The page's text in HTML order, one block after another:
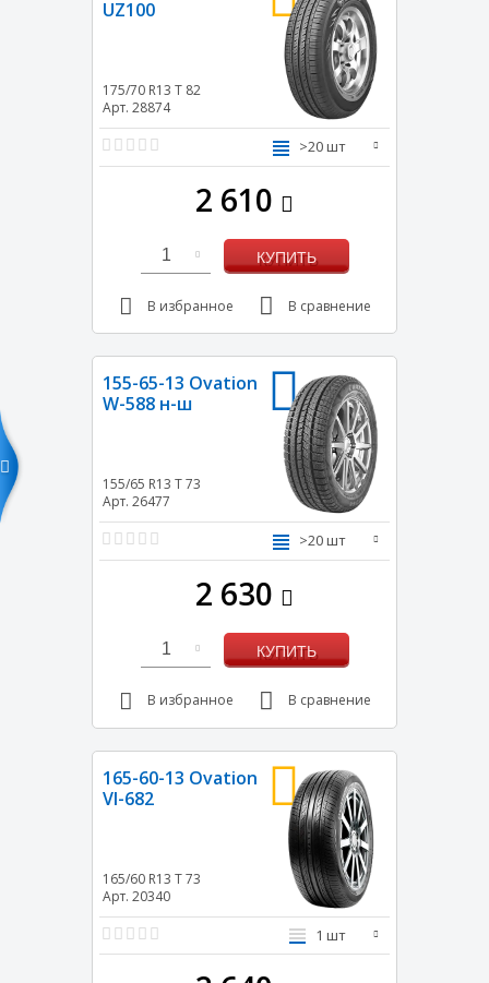
UZ100
175/70 R13 T 82
Арт. 28874
>20 шт
2 610
1 КУПИТЬ
В избранное В сравнение
155-65-13 Ovation
W-588 н-ш
155/65 R13 T73
Арт. 26477
>20 шт
2 630
1 КУПИТЬ
В избранное В сравнение
165-60-13 Ovation
VI-682
165/60 R13 T73
Арт. 20340
1 шт